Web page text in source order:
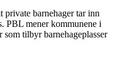
private barnehager tar inn
PBL mener kommunene i
som tilbyr barnehageplasser